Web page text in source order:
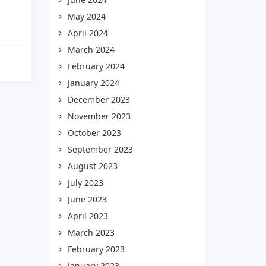
May 2024
April 2024
March 2024
February 2024
January 2024
December 2023
November 2023
October 2023
September 2023
August 2023
July 2023
June 2023
April 2023
March 2023
February 2023